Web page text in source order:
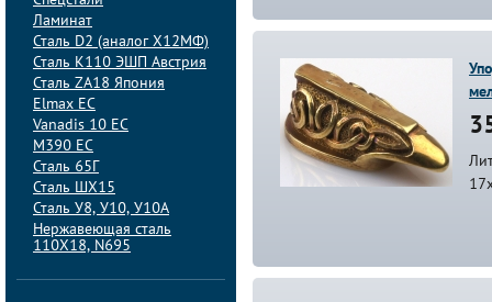
Ламинат
Сталь D2 (аналог Х12МФ)
Сталь K110 ЭШП Австрия
Сталь ZA18 Япония
Elmax ЕС
Vanadis 10 ЕС
M390 ЕС
Сталь 65Г
Сталь ШХ15
Сталь У8, У10, У10А
Нержавеющая сталь
110Х18, N695